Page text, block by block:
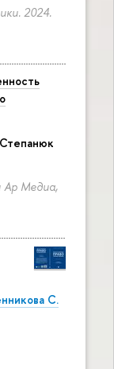
2024.
Ар Медиа,
С.